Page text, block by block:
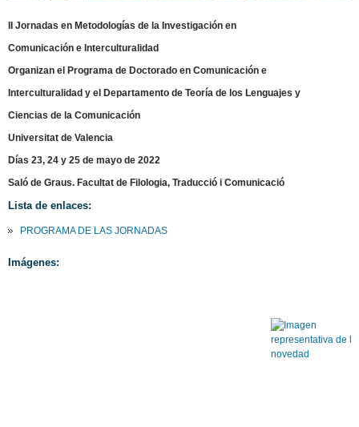
II Jornadas en Metodologías de la Investigación en
Comunicación e Interculturalidad
Organizan el Programa de Doctorado en Comunicación e
Interculturalidad y el Departamento de Teoría de los Lenguajes y
Ciencias de la Comunicación
Universitat de Valencia
Días 23, 24 y 25 de mayo de 2022
Saló de Graus. Facultat de Filologia, Traducció i Comunicació
Lista de enlaces:
PROGRAMA DE LAS JORNADAS
Imágenes: